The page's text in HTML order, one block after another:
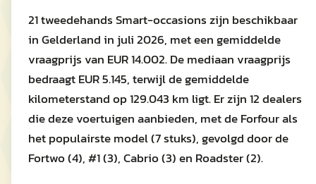
21 tweedehands Smart-occasions zijn beschikbaar
in Gelderland in juli 2026, met een gemiddelde
vraagprijs van EUR 14.002. De mediaan vraagprijs
bedraagt EUR 5.145, terwijl de gemiddelde
kilometerstand op 129.043 km ligt. Er zijn 12 dealers
die deze voertuigen aanbieden, met de Forfour als
het populairste model (7 stuks), gevolgd door de
Fortwo (4), #1 (3), Cabrio (3) en Roadster (2).